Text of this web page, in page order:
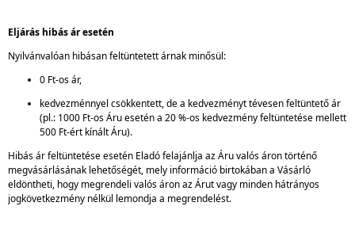
Eljárás hibás ár esetén
Nyilvánvalóan hibásan feltüntetett árnak minősül:
0 Ft-os ár,
kedvezménnyel csökkentett, de a kedvezményt tévesen feltüntető ár
(pl.: 1000 Ft-os Áru esetén a 20 %-os kedvezmény feltüntetése mellett
500 Ft-ért kínált Áru).
Hibás ár feltüntetése esetén Eladó felajánlja az Áru valós áron történő
megvásárlásának lehetőségét, mely információ birtokában a Vásárló
eldöntheti, hogy megrendeli valós áron az Árut vagy minden hátrányos
jogkövetkezmény nélkül lemondja a megrendelést.